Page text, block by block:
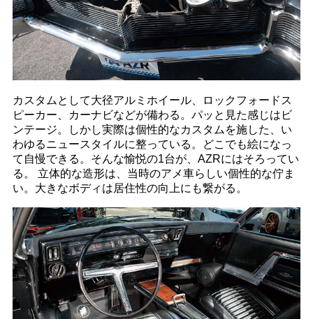
カスタムとして大径アルミホイール、ロックフォードス
ピーカー、カーナビなどが備わる。パッと見た感じはビ
ンテージ。しかし実際は個性的なカスタムを施した、い
わゆるニュースタイルに整っている。どこでも絵になっ
て自慢できる。そんな愉悦の1台が、AZRにはそろってい
る。 立体的な造形は、当時のアメ車らしい個性的な佇ま
い。大きなボディは居住性の向上にも繋がる。